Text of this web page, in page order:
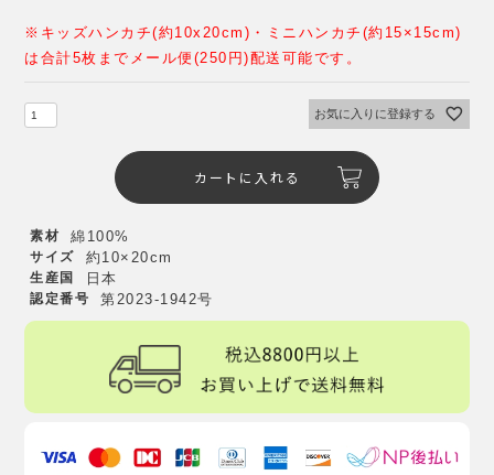
※キッズハンカチ(約10x20cm)・ミニハンカチ(約15×15cm)
は合計5枚までメール便(250円)配送可能です。
お気に入りに登録する
カートに入れる
素材 綿100%
サイズ 約10×20cm
生産国 日本
認定番号 第2023-1942号